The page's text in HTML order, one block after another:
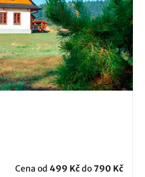
Cena od 499 Kčdo790 Kč